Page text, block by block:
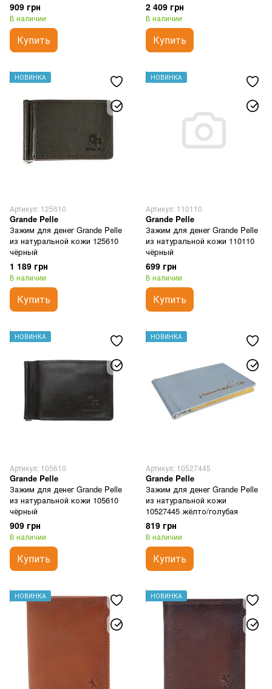
909 грн
В наличии
Купить
2 409 грн
В наличии
Купить
НОВИНКА
Артикул: 125610
Grande Pelle
Зажим для денег Grande Pelle
из натуральной кожи 125610
чёрный
1 189 грн
В наличии
Купить
НОВИНКА
Артикул: 110110
Grande Pelle
Зажим для денег Grande Pelle
из натуральной кожи 110110
чёрный
699 грн
В наличии
Купить
НОВИНКА
Артикул: 105610
Grande Pelle
Зажим для денег Grande Pelle
из натуральной кожи 105610
чёрный
909 грн
В наличии
Купить
НОВИНКА
Артикул: 10527445
Grande Pelle
Зажим для денег Grande Pelle
из натуральной кожи
10527445 жёлто/голубая
819 грн
В наличии
Купить
НОВИНКА НОВИНКА